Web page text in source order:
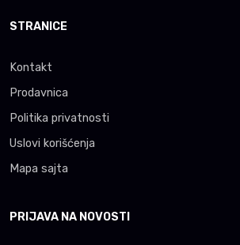
STRANICE
Kontakt
Prodavnica
Politika privatnosti
Uslovi korišćenja
Mapa sajta
PRIJAVA NA NOVOSTI